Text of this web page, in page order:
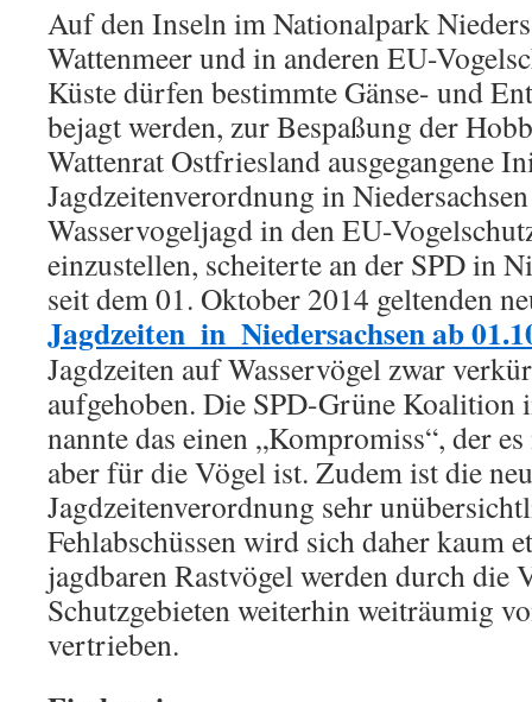
Auf den Inseln im Nationalpark
Wattenmeer und in anderen EU-
Küste dürfen bestimmte Gänse- und
bejagt werden, zur Bespaßung der
Wattenrat Ostfriesland ausgegangene
Jagdzeitenverordnung in
Wasservogeljagd in den EU-
einzustellen, scheiterte an der SPD in
seit dem 01. Oktober 2014 geltenden
Jagdzeiten_in_Niedersachsen ab
Jagdzeiten auf Wasservögel zwar
aufgehoben. Die SPD-Grüne Koalition
nannte das einen „Kompromiss“, der
aber für die Vögel ist. Zudem ist die
Jagdzeitenverordnung sehr
Fehlabschüssen wird sich daher kaum
jagdbaren Rastvögel werden durch die
Schutzgebieten weiterhin weiträumig
vertrieben.